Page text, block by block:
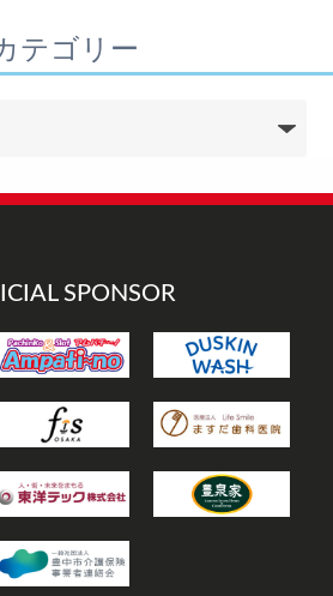
テゴリー
SPONSOR